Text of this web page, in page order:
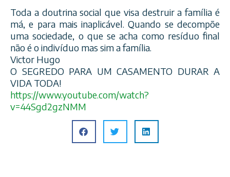
Toda a doutrina social que visa destruir a família é
má, e para mais inaplicável. Quando se decompõe
uma sociedade, o que se acha como resíduo final
não é o indivíduo mas sim a família.
Victor Hugo
O SEGREDO PARA UM CASAMENTO DURAR A
VIDA TODA!
https://www.youtube.com/watch?
v=44Sgd2gzNMM